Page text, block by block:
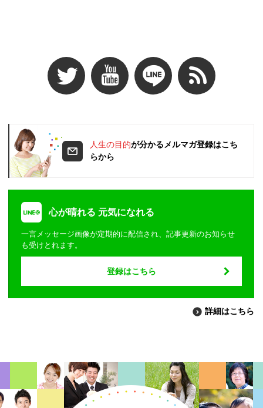
人生の目的が分かるメルマガ登録はこち
らから
心が晴れる 元気になれる
一言メッセージ画像が定期的に配信され、記事更新のお知らせ
も受けとれます。
登録はこちら
詳細はこちら